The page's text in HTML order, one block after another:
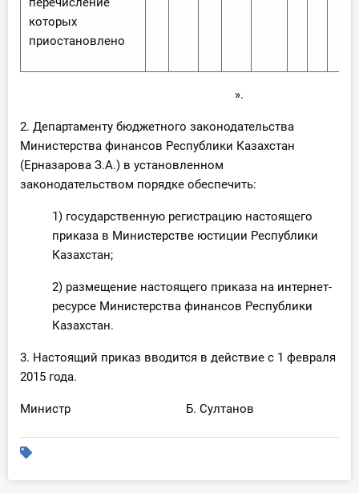
которых
приостановлено
».
2. Департаменту бюджетного законодательства
Министерства финансов Республики Казахстан
(Ерназарова З.А.) в установленном
законодательством порядке обеспечить:
1) государственную регистрацию настоящего
приказа в Министерстве юстиции Республики
Казахстан;
2) размещение настоящего приказа на интернет-
ресурсе Министерства финансов Республики
Казахстан.
3. Настоящий приказ вводится в действие с 1 февраля
2015 года.
Министр Б. Султанов